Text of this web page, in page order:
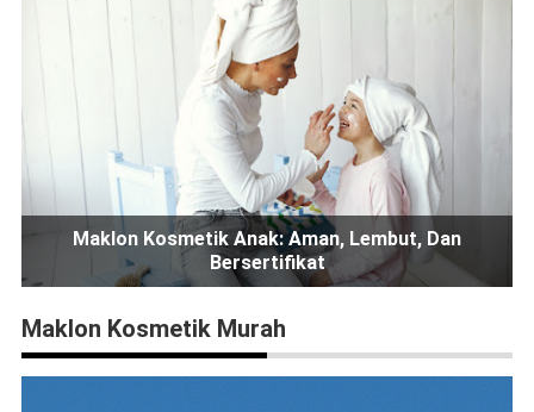
Maklon Kosmetik Anak: Aman, Lembut, Dan
Bersertifikat
Maklon Kosmetik Murah